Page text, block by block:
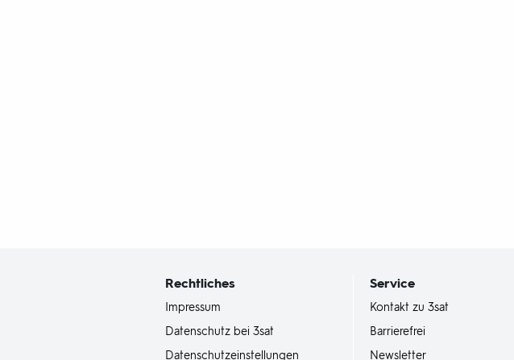
Rechtliches
Impressum
Datenschutz bei 3sat
Datenschutzeinstellungen
Service
Kontakt zu 3sat
Barrierefrei
Newsletter